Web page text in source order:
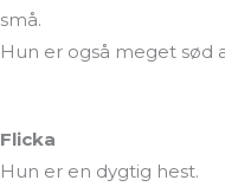
små.
Hun er også meget sød
Flicka
Hun er en dygtig hest.